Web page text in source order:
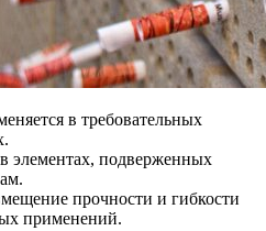
в требовательных
элементах, подверженных
прочности и гибкости
применений.